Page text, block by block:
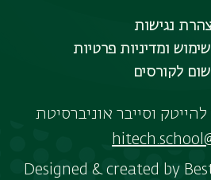
נגישות
ומדיניות פרטיות
לקורסים
להייטק וסייבר אוניברסיטת
Designed & created by